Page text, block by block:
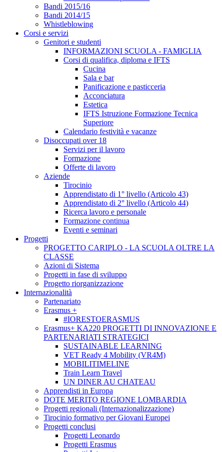
Bandi 2015/16
Bandi 2014/15
Whistleblowing
Corsi e servizi
Genitori e studenti
INFORMAZIONI SCUOLA - FAMIGLIA
Corsi di qualifica, diploma e IFTS
Cucina
Sala e bar
Panificazione e pasticceria
Acconciatura
Estetica
IFTS Istruzione Formazione Tecnica
Superiore
Calendario festività e vacanze
Disoccupati over 18
Servizi per il lavoro
Formazione
Offerte di lavoro
Aziende
Tirocinio
Apprendistato di 1° livello (Articolo 43)
Apprendistato di 2° livello (Articolo 44)
Ricerca lavoro e personale
Formazione continua
Eventi e seminari
Progetti
PROGETTO CARIPLO - LA SCUOLA OLTRE LA
CLASSE
Azioni di Sistema
Progetti in fase di sviluppo
Progetto riorganizzazione
Internazionalità
Partenariato
Erasmus +
#IORESTOERASMUS
Erasmus+ KA220 PROGETTI DI INNOVAZIONE E
PARTENARIATI STRATEGICI
SUSTAINABLE LEARNING
VET Ready 4 Mobility (VR4M)
MOBILITIMELINE
Train Learn Travel
UN DINER AU CHATEAU
Apprendisti in Europa
DOTE MERITO REGIONE LOMBARDIA
Progetti regionali (Internazionalizzazione)
Tirocinio formativo per Giovani Europei
Progetti conclusi
Progetti Leonardo
Progetti Erasmus